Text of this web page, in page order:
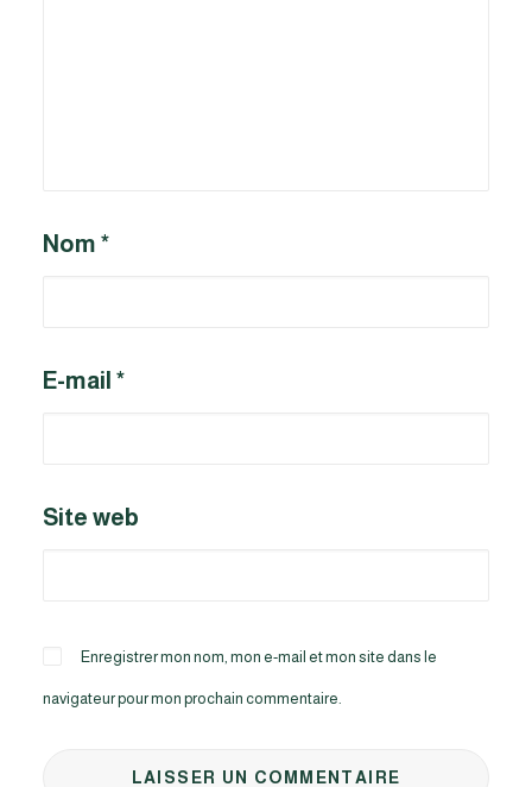
Nom *
E-mail *
Site web
Enregistrer mon nom, mon e-mail et mon site dans le
navigateur pour mon prochain commentaire.